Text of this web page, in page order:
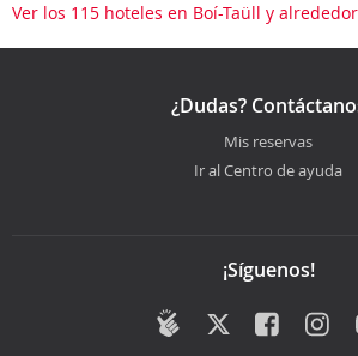
Ver los 115 hoteles en Boí-Taüll y
¿Dudas?
Mis reservas
Ir al Centro de ayuda
¡Síguenos!